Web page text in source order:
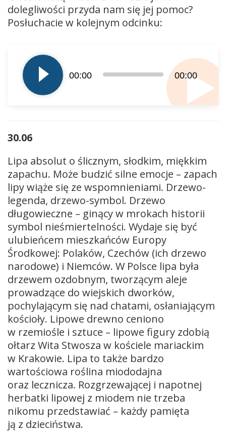
dolegliwości przyda nam się jej pomoc?
Posłuchacie w kolejnym odcinku:
plików
dźwiękowych
00:00 00:00
30.06
Lipa absolut o ślicznym, słodkim, miękkim
zapachu. Może budzić silne emocje – zapach
lipy wiąże się ze wspomnieniami. Drzewo-
legenda, drzewo-symbol. Drzewo
długowieczne – ginący w mrokach historii
symbol nieśmiertelności. Wydaje się być
ulubieńcem mieszkańców Europy
Środkowej: Polaków, Czechów (ich drzewo
narodowe) i Niemców. W Polsce lipa była
drzewem ozdobnym, tworzącym aleje
prowadzące do wiejskich dworków,
pochylającym się nad chatami, osłaniającym
kościoły. Lipowe drewno ceniono
w rzemiośle i sztuce – lipowe figury zdobią
ołtarz Wita Stwosza w kościele mariackim
w Krakowie. Lipa to także bardzo
wartościowa roślina miododajna
oraz lecznicza. Rozgrzewającej i napotnej
herbatki lipowej z miodem nie trzeba
nikomu przedstawiać – każdy pamięta
ją z dzieciństwa.